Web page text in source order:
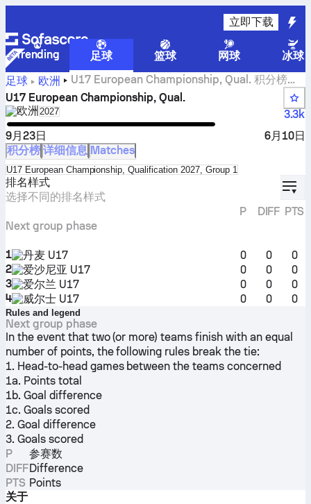
立即下载
Trending 足球 篮球 网球
冰球
足球
欧洲
U17 European Championship, Qual. 积分榜、
赛程、结果和统计数据
U17 European Championship, Qual.
欧洲Select season in unique tournament header
2027
3.3k
9月23日
6月10日
积分榜 详细信息 Matches
Select standings table in tournament standings
U17 European Championship, Qualification 2027, Group 1
排名样式
选择不同的排名样式
P DIFF PTS
Next group phase
1 丹麦 U17 0 0
0
2
爱沙尼亚 U17 0 0
0
3
爱尔兰 U17 0 0
0
4
威尔士 U17 0 0 0
Rules and legend
Next group phase
In the event that two (or more) teams finish with an equal
number of points, the following rules break the tie:
1. Head-to-head games between the teams concerned
1a. Points total
1b. Goal difference
1c. Goals scored
2. Goal difference
3. Goals scored
P
参赛数
DIFFDifference
PTS Points
关于